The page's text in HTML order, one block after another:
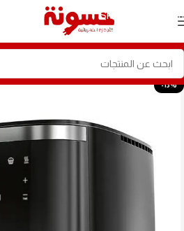
Skip to navigation
Skip to main content
-13%